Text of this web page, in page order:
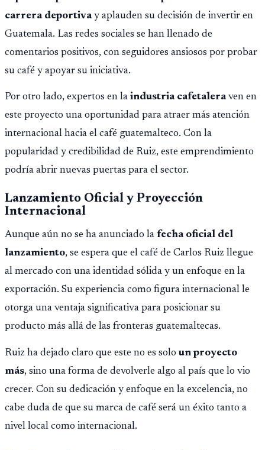
carrera deportivay aplauden su decisión de invertir en
Guatemala. Las redes sociales se han llenado de
comentarios positivos, con seguidores ansiosos por probar
su café y apoyar su iniciativa.
Por otro lado, expertos en la industria cafetaleraven en
este proyecto una oportunidad para atraer más atención
internacional hacia el café guatemalteco. Con la
popularidad y credibilidad de Ruiz, este emprendimiento
podría abrir nuevas puertas para el sector.
Lanzamiento Oficial y Proyección
Internacional
Aunque aún no se ha anunciado la fecha oficial del
lanzamiento, se espera que el café de Carlos Ruiz llegue
al mercado con una identidad sólida y un enfoque en la
exportación. Su experiencia como figura internacional le
otorga una ventaja significativa para posicionar su
producto más allá de las fronteras guatemaltecas.
Ruiz ha dejado claro que este no es solo un proyecto
más, sino una forma de devolverle algo al país que lo vio
crecer. Con su dedicación y enfoque en la excelencia, no
cabe duda de que su marca de café será un éxito tanto a
nivel local como internacional.